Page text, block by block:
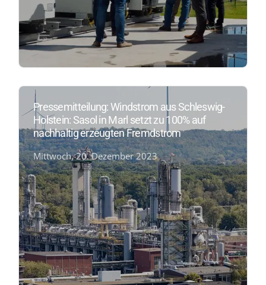
Pressemitteilung: Windstrom aus Schleswig-
Holstein: Sasol in Marl setzt zu 100% auf
nachhaltig erzeugten Fremdstrom
Mittwoch, 20. Dezember 2023